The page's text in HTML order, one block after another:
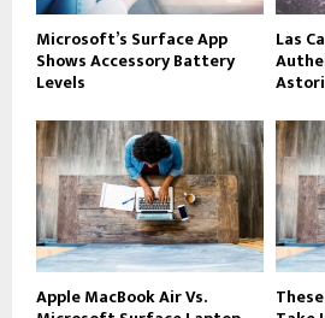
Microsoft’s Surface App
Shows Accessory Battery
Levels
Las
Apple MacBook Air Vs.